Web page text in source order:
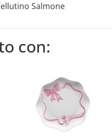
Salmone
con: